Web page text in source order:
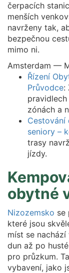
čerpacích
menších
navrženy tak,
bezpečnou
mimo ni.
Amsterdam —
Řízení
Průvodce:
zónách a
Cestování
seniory –
trasy
jízdy.
obytné
Nizozemsko se
které jsou
míst se
dun až po
pro průzkum.
vybavení, jako